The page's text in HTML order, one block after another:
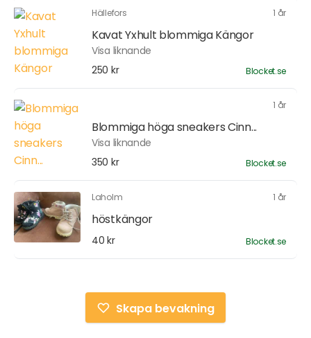
Hällefors 1 år
Kavat Yxhult blommiga Kängor
Visa liknande
250 kr
Blocket.se
1 år
Blommiga höga sneakers Cinn...
Visa liknande
350 kr
Blocket.se
Laholm 1 år
höstkängor
40 kr Blocket.se
Skapa bevakning